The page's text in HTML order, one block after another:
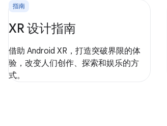
指南
XR 设计指南
借助 Android XR，打造突破界限的体
验，改变人们创作、探索和娱乐的方
式。